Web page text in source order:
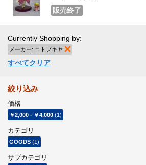
販売終了
Currently Shopping by:
メーカー: コトブキヤ
すべてクリア
絞り込み
価格
￥2,000 - ￥4,000 (1)
カテゴリ
GOODS (1)
サブカテゴリ